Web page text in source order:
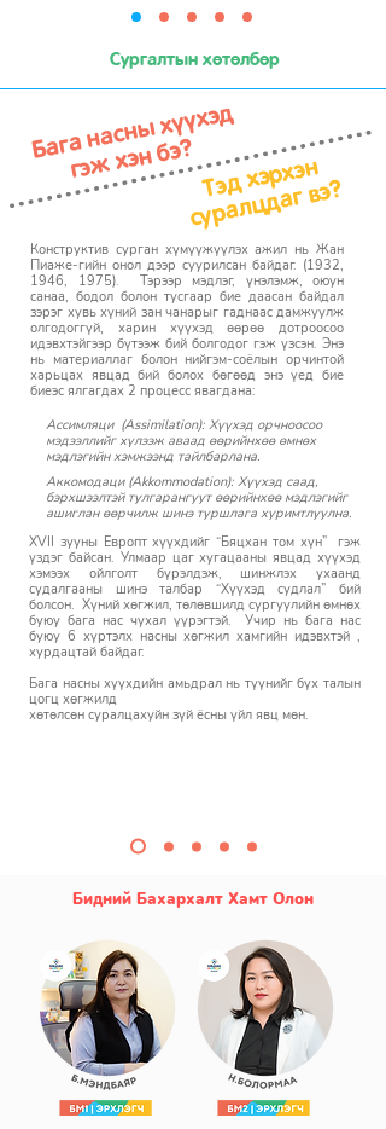
Сургалтын хөтөлбөр
Бага насны хүүхэд
гэж хэн бэ?Тэд хэрхэн
суралцдаг вэ?
Конструктив сурган хүмүүжүүлэх ажил нь Жан
Пиаже-гийн онол дээр суурилсан байдаг. (1932,
1946, 1975). Тэрээр мэдлэг, үнэлэмж, оюун
санаа, бодол болон тусгаар бие даасан байдал
зэрэг хувь хүний зан чанарыг гаднаас дамжуулж
олгодоггүй, харин хүүхэд өөрөө дотроосоо
идэвхтэйгээр бүтээж бий болгодог гэж үзсэн. Энэ
нь материаллаг болон нийгэм-соёлын орчинтой
харьцах явцад бий болох бөгөөд энэ үед бие
биеэс ялгагдах 2 процесс явагдана:
Ассимляци (Assimilation): Хүүхэд орчноосоо
мэдээллийгхүлээж аваад өөрийнхөө өмнөх
мэдлэгийн хэмжээнд тайлбарлана.
Аккомодаци (Akkommodation): Хүүхэд саад,
бэрхшээлтэй тулгарангуут өөрийнхөө мэдлэгийг
ашиглан өөрчилж шинэ туршлага хуримтлуулна.
XVII зууны Европт хүүхдийг “Бяцхан том хүн” гэж
үздэг байсан. Улмаар цаг хугацааны явцад хүүхэд
хэмээх ойлголт бүрэлдэж, шинжлэх ухаанд
судалгааны шинэ талбар “Хүүхэд судлал” бий
болсон. Хүний хөгжил, төлөвшилд сургуулийн өмнөх
буюу бага нас чухал үүрэгтэй. Учир нь бага нас
буюу 6 хүртэлх насны хөгжил хамгийн идэвхтэй ,
хурдацтай байдаг.
Бага насны хүүхдийн амьдрал нь түүнийг бүх талын
цогц хөгжилд
хөтөлсөн суралцахуйн зүй ёсны үйл явц мөн.
Бидний Бахархалт Хамт Олон